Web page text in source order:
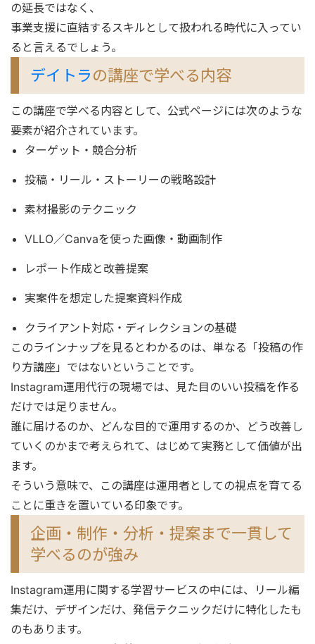
の延長ではなく、
事業支援に直結するスキルとして扱われる時代に入ってい
ると言えるでしょう。
デイトラの講座で学べる内容
この講座で学べる内容として、公式ページには次のような
要素が紹介されています。
ターゲット・競合分析
投稿・リール・ストーリーの戦略設計
素材撮影のテクニック
VLLO／Canvaを使った画像・動画制作
レポート作成と改善提案
実案件を想定した提案資料作成
クライアント対応・ディレクションの基礎
このラインナップを見るとわかるのは、単なる「投稿の作
り方講座」ではないということです。
Instagram運用代行の現場では、見た目のいい投稿を作る
だけでは足りません。
誰に届けるのか、どんな目的で運用するのか、どう改善し
ていくのかまで考えられて、はじめて実務として価値が出
ます。
そういう意味で、この講座は運用者としての視点を育てる
ことに重きを置いている印象です。
企画・制作・分析・提案まで一貫して
学べるのが強み
Instagram運用に関する学習サービスの中には、リール編
集だけ、デザインだけ、発信テクニックだけに特化したも
のもあります。